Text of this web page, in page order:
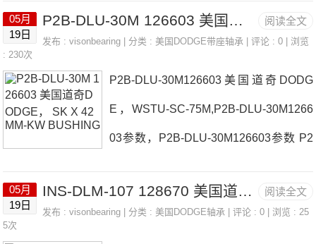
荐：P2B-SC-103123809，XSU080398
SXV-012131737厂家P2B-DLAH-111FC-
1737价格FC-E-115RLFT-SC-104S日本
EASE轴承F2B-SXV-012131737参数F2
B-SXV-012131737价格,F2B-SXV-01213
131737，SL182238-BR-A-C3#E 1R13
阅读全文
05月
19日
P2B-DLU-30M 126603 美国道奇DODGE， SK X 42MM-KW BUSHING
发布 :visonbearing | 分类 :美国DODGE带座轴承 | 评论 : 0 | 浏览
: 230次
P2B-DLU-30M126603美国道奇DODG
E，WSTU-SC-75M,P2B-DLU-30M1266
03参数，P2B-DLU-30M126603参数 P2
B-DLU-30M126603厂家P2B-IP-211LEP
阅读全文
05月
19日
INS-DLM-107 128670 美国道奇DODGE轴承配件， P2B-SCAH-115
发布 :visonbearing | 分类 :美国DODGE轴承 | 评论 : 0 | 浏览 : 25
5次